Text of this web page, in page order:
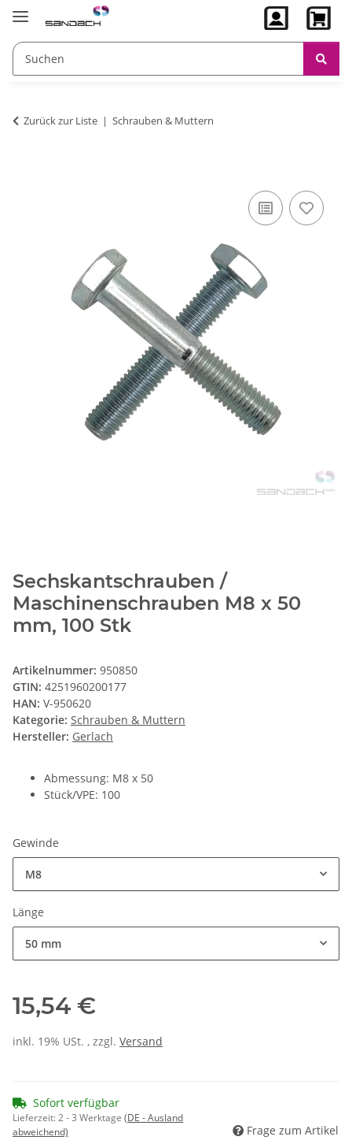
Zurück zur Liste Schrauben & Muttern
Sechskantschrauben /
Maschinenschrauben M8 x 50
mm, 100 Stk
Artikelnummer: 950850
GTIN: 4251960200177
HAN: V-950620
Kategorie: Schrauben & Muttern
Hersteller: Gerlach
Abmessung: M8 x 50
Stück/VPE: 100
Gewinde
M8
Länge
50 mm
15,54 €
inkl. 19% USt. , zzgl. Versand
Sofort verfügbar
Lieferzeit:2 - 3 Werktage (DE - Ausland
abweichend)
Frage zum Artikel